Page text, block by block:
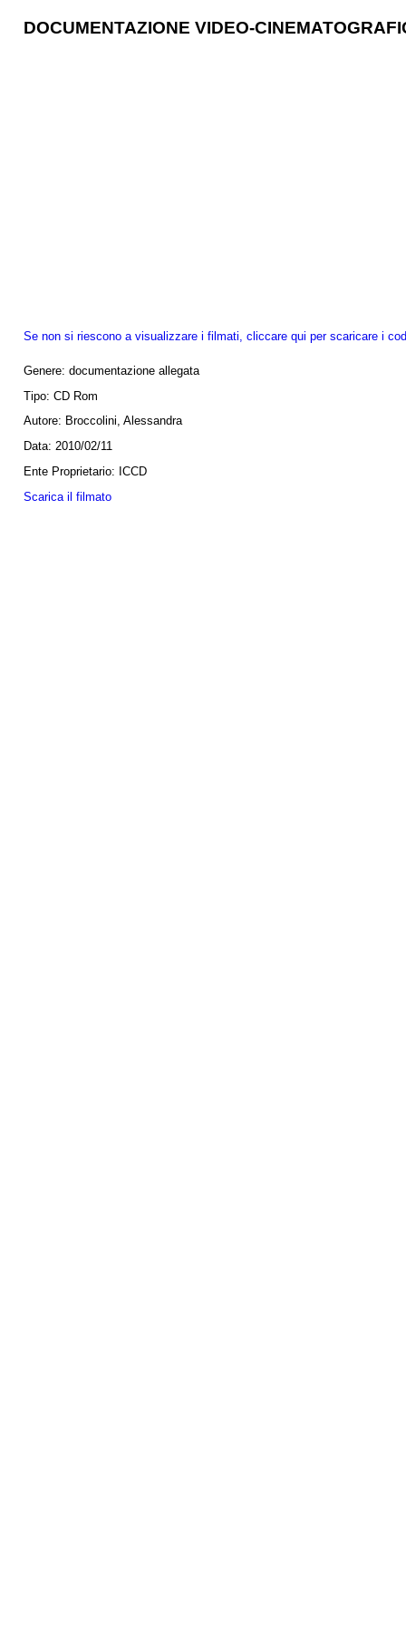
DOCUMENTAZIONE VIDEO-
Se non si riescono a visualizzare i filmati, cliccare qui per scaricare i
Genere: documentazione allegata
Tipo: CD Rom
Autore: Broccolini, Alessandra
Data: 2010/02/11
Ente Proprietario: ICCD
Scarica il filmato